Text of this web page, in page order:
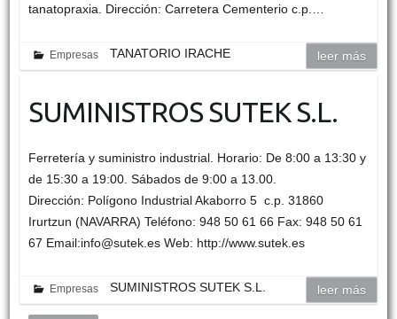
tanatopraxia. Dirección: Carretera Cementerio c.p.…
Empresas TANATORIO IRACHE leer más
SUMINISTROS SUTEK S.L.
Ferretería y suministro industrial. Horario: De 8:00 a 13:30 y
de 15:30 a 19:00. Sábados de 9:00 a 13.00.
Dirección: Polígono Industrial Akaborro 5 c.p. 31860
Irurtzun (NAVARRA) Teléfono: 948 50 61 66 Fax: 948 50 61
67 Email:info@sutek.es Web: http://www.sutek.es
Empresas SUMINISTROS SUTEK S.L. leer más